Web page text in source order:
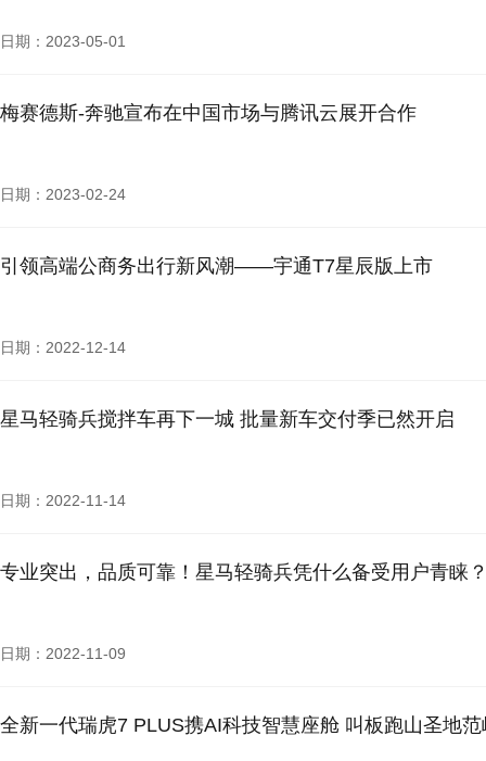
日期：2023-05-01
梅赛德斯-奔驰宣布在中国市场与腾讯云展开合作
日期：2023-02-24
引领高端公商务出行新风潮——宇通T7星辰版上市
日期：2022-12-14
星马轻骑兵搅拌车再下一城 批量新车交付季已然开启
日期：2022-11-14
专业突出，品质可靠！星马轻骑兵凭什么备受用户青睐
日期：2022-11-09
全新一代瑞虎7 PLUS携AI科技智慧座舱 叫板跑山圣地范